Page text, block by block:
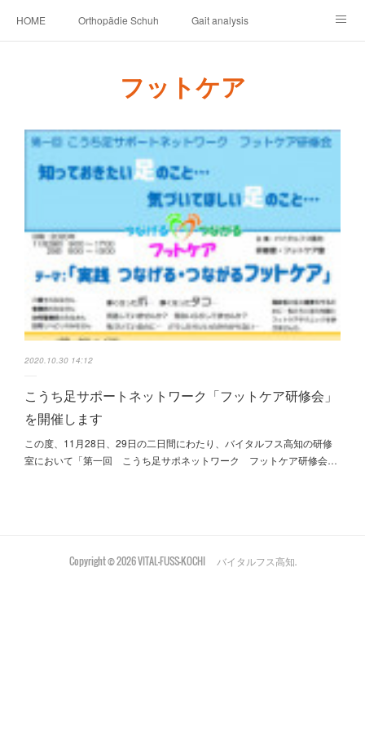
HOME Orthopädie Schuh Gait analysis
施設内 個人情報保護
新卒者・中途者採用情報 介護シューズ ”らくつ”申込みフォーム
フットケア
2020.10.30 14:12
こうち足サポートネットワーク「フットケア研修会」
を開催します
この度、11月28日、29日の二日間にわたり、バイタルフス高知の研修
室において「第一回 こうち足サポネットワーク フットケア研修会…
Copyright ©2026VITAL-FUSS-KOCHI バイタルフス高知.